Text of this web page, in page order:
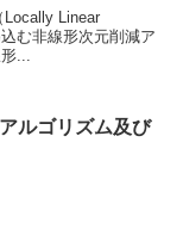
Locally Linear
む非線形次元削減ア
...
ルゴリズム及び